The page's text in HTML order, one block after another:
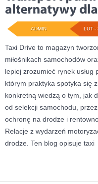
LUT -
ADMIN
Taxi Drive to magazyn
miłośnikach samochodów
lepiej zrozumieć rynek usług
którym praktyka spotyka się
konkretną wiedzą o tym, jak
od selekcji samochodu,
ochronę na drodze i
Relacje z wydarzeń
drodze. Ten blog opisuje taxi